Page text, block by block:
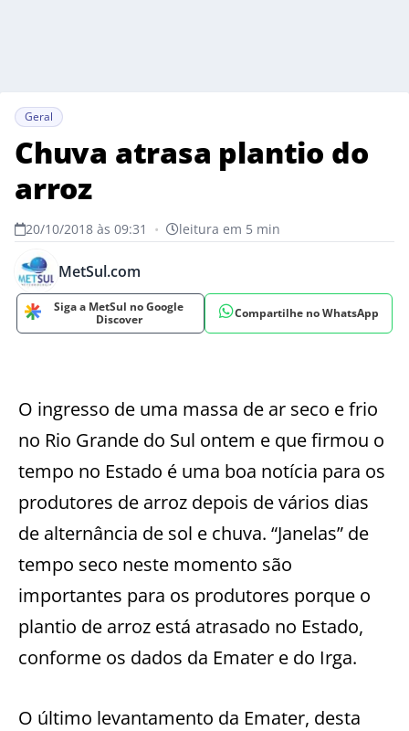
Geral
Chuva atrasa plantio do
arroz
20/10/2018 às 09:31 • leitura em 5 min
MetSul.com
Siga a MetSul no Google
Discover
Compartilhe no WhatsApp
O ingresso de uma massa de ar seco e frio
no Rio Grande do Sul ontem e que firmou o
tempo no Estado é uma boa notícia para os
produtores de arroz depois de vários dias
de alternância de sol e chuva. “Janelas” de
tempo seco neste momento são
importantes para os produtores porque o
plantio de arroz está atrasado no Estado,
conforme os dados da Emater e do Irga.
O último levantamento da Emater, desta